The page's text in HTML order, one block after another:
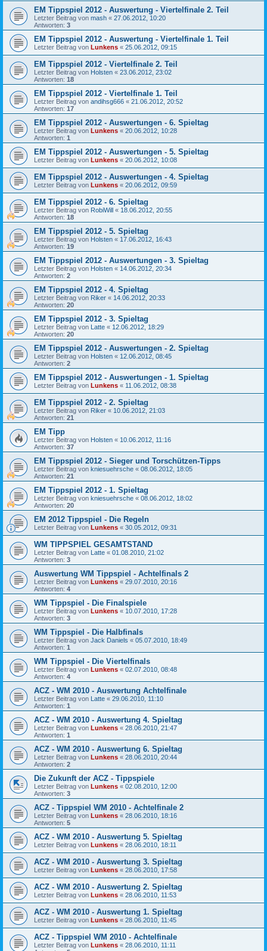
EM Tippspiel 2012 - Auswertung - Viertelfinale 2. Teil
Letzter Beitrag von mash « 27.06.2012, 10:20
Antworten: 3
EM Tippspiel 2012 - Auswertung - Viertelfinale 1. Teil
Letzter Beitrag von Lunkens « 25.06.2012, 09:15
EM Tippspiel 2012 - Viertelfinale 2. Teil
Letzter Beitrag von Holsten « 23.06.2012, 23:02
Antworten: 18
EM Tippspiel 2012 - Viertelfinale 1. Teil
Letzter Beitrag von andihsg666 « 21.06.2012, 20:52
Antworten: 17
EM Tippspiel 2012 - Auswertungen - 6. Spieltag
Letzter Beitrag von Lunkens « 20.06.2012, 10:28
Antworten: 1
EM Tippspiel 2012 - Auswertungen - 5. Spieltag
Letzter Beitrag von Lunkens « 20.06.2012, 10:08
EM Tippspiel 2012 - Auswertungen - 4. Spieltag
Letzter Beitrag von Lunkens « 20.06.2012, 09:59
EM Tippspiel 2012 - 6. Spieltag
Letzter Beitrag von RobiWill « 18.06.2012, 20:55
Antworten: 18
EM Tippspiel 2012 - 5. Spieltag
Letzter Beitrag von Holsten « 17.06.2012, 16:43
Antworten: 19
EM Tippspiel 2012 - Auswertungen - 3. Spieltag
Letzter Beitrag von Holsten « 14.06.2012, 20:34
Antworten: 2
EM Tippspiel 2012 - 4. Spieltag
Letzter Beitrag von Riker « 14.06.2012, 20:33
Antworten: 20
EM Tippspiel 2012 - 3. Spieltag
Letzter Beitrag von Latte « 12.06.2012, 18:29
Antworten: 20
EM Tippspiel 2012 - Auswertungen - 2. Spieltag
Letzter Beitrag von Holsten « 12.06.2012, 08:45
Antworten: 2
EM Tippspiel 2012 - Auswertungen - 1. Spieltag
Letzter Beitrag von Lunkens « 11.06.2012, 08:38
EM Tippspiel 2012 - 2. Spieltag
Letzter Beitrag von Riker « 10.06.2012, 21:03
Antworten: 21
EM Tipp
Letzter Beitrag von Holsten « 10.06.2012, 11:16
Antworten: 37
EM Tippspiel 2012 - Sieger und Torschützen-Tipps
Letzter Beitrag von kniesuehrsche « 08.06.2012, 18:05
Antworten: 21
EM Tippspiel 2012 - 1. Spieltag
Letzter Beitrag von kniesuehrsche « 08.06.2012, 18:02
Antworten: 20
EM 2012 Tippspiel - Die Regeln
Letzter Beitrag von Lunkens « 30.05.2012, 09:31
WM TIPPSPIEL GESAMTSTAND
Letzter Beitrag von Latte « 01.08.2010, 21:02
Antworten: 3
Auswertung WM Tippspiel - Achtelfinals 2
Letzter Beitrag von Lunkens « 29.07.2010, 20:16
Antworten: 4
WM Tippspiel - Die Finalspiele
Letzter Beitrag von Lunkens « 10.07.2010, 17:28
Antworten: 3
WM Tippspiel - Die Halbfinals
Letzter Beitrag von Jack Daniels « 05.07.2010, 18:49
Antworten: 1
WM Tippspiel - Die Viertelfinals
Letzter Beitrag von Lunkens « 02.07.2010, 08:48
Antworten: 4
ACZ - WM 2010 - Auswertung Achtelfinale
Letzter Beitrag von Latte « 29.06.2010, 11:10
Antworten: 1
ACZ - WM 2010 - Auswertung 4. Spieltag
Letzter Beitrag von Lunkens « 28.06.2010, 21:47
Antworten: 1
ACZ - WM 2010 - Auswertung 6. Spieltag
Letzter Beitrag von Lunkens « 28.06.2010, 20:44
Antworten: 2
Die Zukunft der ACZ - Tippspiele
Letzter Beitrag von Lunkens « 02.08.2010, 12:00
Antworten: 3
ACZ - Tippspiel WM 2010 - Achtelfinale 2
Letzter Beitrag von Lunkens « 28.06.2010, 18:16
Antworten: 5
ACZ - WM 2010 - Auswertung 5. Spieltag
Letzter Beitrag von Lunkens « 28.06.2010, 18:11
ACZ - WM 2010 - Auswertung 3. Spieltag
Letzter Beitrag von Lunkens « 28.06.2010, 17:58
ACZ - WM 2010 - Auswertung 2. Spieltag
Letzter Beitrag von Lunkens « 28.06.2010, 11:53
ACZ - WM 2010 - Auswertung 1. Spieltag
Letzter Beitrag von Lunkens « 28.06.2010, 11:45
ACZ - Tippspiel WM 2010 - Achtelfinale
Letzter Beitrag von Lunkens « 28.06.2010, 11:11